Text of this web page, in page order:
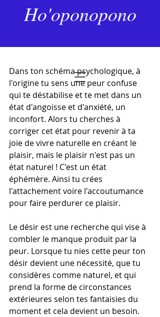
Ho'oponopono
Peur et désir
Dernière mise à jour :
20 déc. 2025
Dans ton schéma psychologique, à
l'origine tu sens une peur confuse
qui te déstabilise et te met dans un
état d'angoisse et d'anxiété, un
inconfort. Alors tu cherches à
corriger cet état pour revenir à ta
joie de vivre naturelle en créant le
plaisir, mais le plaisir n'est pas un
état naturel ! C'est un état
éphémère. Ainsi tu crées
l'attachement voire l'accoutumance
pour faire perdurer ce plaisir.
Le désir est une recherche qui vise à
combler le manque produit par la
peur. Lorsque tu nies cette peur ton
désir devient une nécessité, que tu
considères comme naturel, et qui
prend la forme de circonstances
extérieures selon tes fantaisies du
moment et cela devient un besoin.